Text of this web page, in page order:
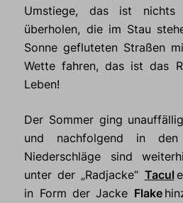
Umstiege, das ist
überholen, die im Stau
Sonne gefluteten Straßen
Wette fahren, das ist das
Leben!
Der Sommer ging
und nachfolgend in
Niederschläge sind
unter der „Radjacke“ Tacul
in Form der Jacke Flake